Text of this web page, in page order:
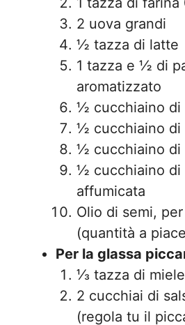
2 uova grandi
½ tazza di latte
1 tazza e ½ di
aromatizzato
½ cucchiaino di
½ cucchiaino di
½ cucchiaino di
½ cucchiaino di
affumicata
Olio di semi,
(quantità a
Per la glassa
⅓ tazza di miele
2 cucchiai di
(regola tu il